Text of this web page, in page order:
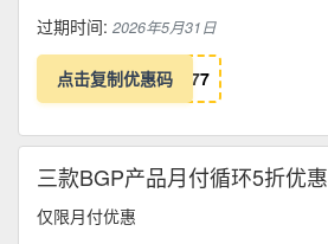
过期时间: 2026年5月31日
点击复制优惠码 77
三款BGP产品月付循环5折优惠
仅限月付优惠